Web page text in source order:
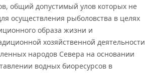
общий допустимый улов которых не
осуществления рыболовства в целях
образа жизни и
хозяйственной деятельности
народов Севера на основании
водных биоресурсов в